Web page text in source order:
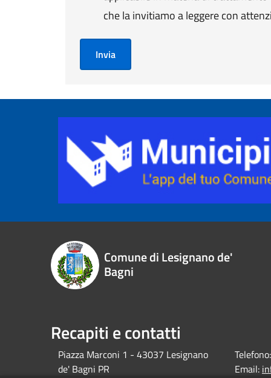
che la invitiamo a leggere con
Invia
Comune di Lesignano de'
Bagni
Recapiti e contatti
Piazza Marconi 1 - 43037 Lesignano
de' Bagni PR
Telefono:
Email: